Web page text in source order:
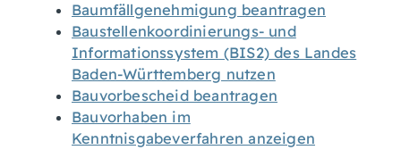
Baumfällgenehmigung beantragen
Baustellenkoordinierungs- und
Informationssystem (BIS2) des Landes
Baden-Württemberg nutzen
Bauvorbescheid beantragen
Bauvorhaben im
Kenntnisgabeverfahren anzeigen